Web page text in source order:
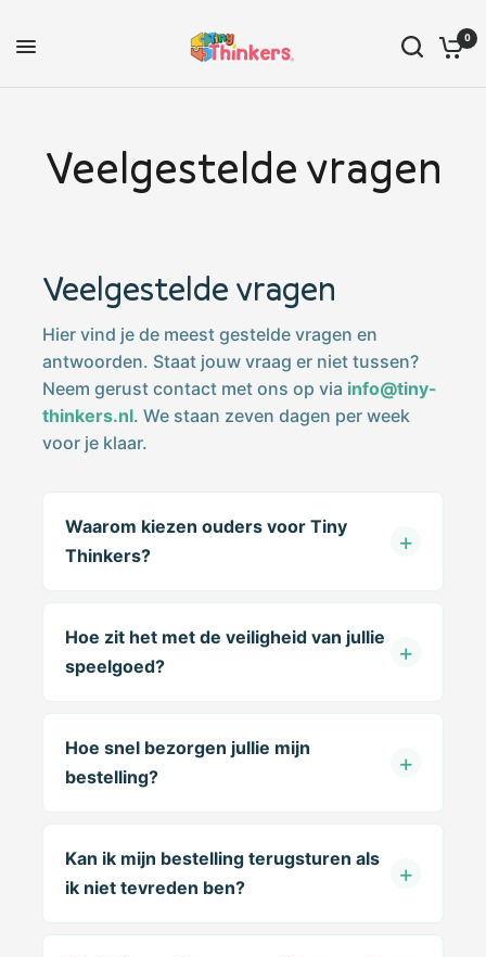
0
Veelgestelde vragen
Veelgestelde vragen
Hier vind je de meest gestelde vragen en
antwoorden. Staat jouw vraag er niet tussen?
Neem gerust contact met ons op via info@tiny-
thinkers.nl. We staan zeven dagen per week
voor je klaar.
Waarom kiezen ouders voor Tiny
Thinkers?
Hoe zit het met de veiligheid van jullie
speelgoed?
Hoe snel bezorgen jullie mijn
bestelling?
Kan ik mijn bestelling terugsturen als
ik niet tevreden ben?